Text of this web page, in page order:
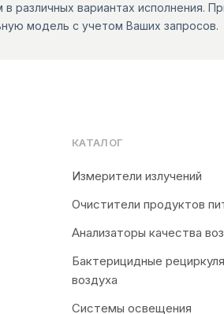
в различных вариантах исполнения.
модель с учетом Ваших запросов.
КАТАЛОГ
Измерители излучений
Очистители продуктов
Анализаторы качества
Бактерицидные
воздуха
Системы освещения